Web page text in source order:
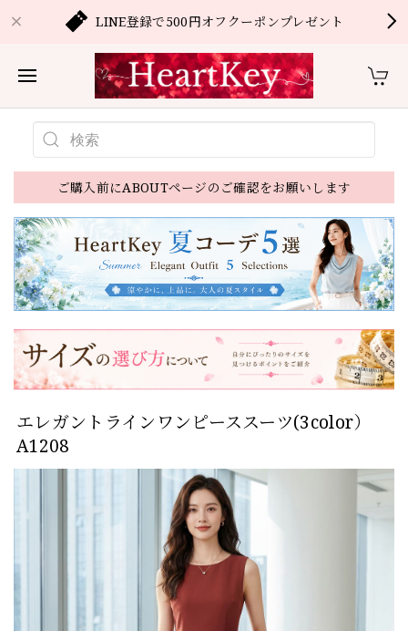
LINE登録で500円オフクーポンプレゼント
ご購入前にABOUTページのご確認をお願いします
エレガントラインワンピーススーツ(3color）
A1208